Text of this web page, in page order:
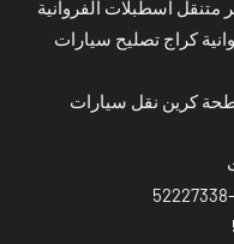
متنقل اسطبلات الفروانية
كراج تصليح سيارات
كرين نقل سيارات